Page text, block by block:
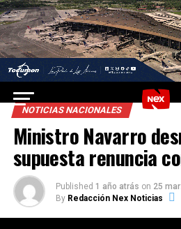
NOTICIAS NACIONALES
Ministro Navarro
supuesta renuncia
Published 1 año atrás on 25
By Redacción Nex Noticias